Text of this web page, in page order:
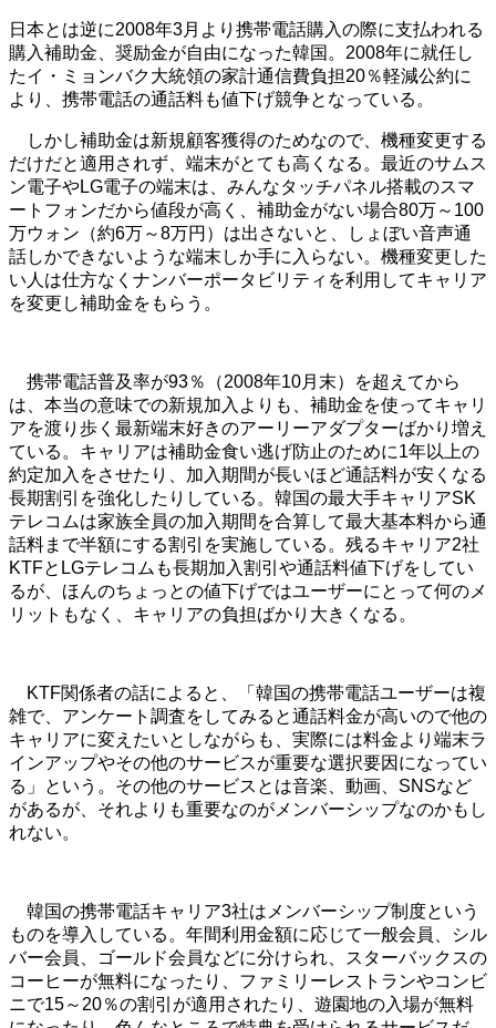
日本とは逆に2008年3月より携帯電話購入の際に支払われる
購入補助金、奨励金が自由になった韓国。2008年に就任し
たイ・ミョンバク大統領の家計通信費負担20％軽減公約に
より、携帯電話の通話料も値下げ競争となっている。
しかし補助金は新規顧客獲得のためなので、機種変更する
だけだと適用されず、端末がとても高くなる。最近のサムス
ン電子やLG電子の端末は、みんなタッチパネル搭載のスマ
ートフォンだから値段が高く、補助金がない場合80万～100
万ウォン（約6万～8万円）は出さないと、しょぼい音声通
話しかできないような端末しか手に入らない。機種変更した
い人は仕方なくナンバーポータビリティを利用してキャリア
を変更し補助金をもらう。
携帯電話普及率が93％（2008年10月末）を超えてから
は、本当の意味での新規加入よりも、補助金を使ってキャリ
アを渡り歩く最新端末好きのアーリーアダプターばかり増え
ている。キャリアは補助金食い逃げ防止のために1年以上の
約定加入をさせたり、加入期間が長いほど通話料が安くなる
長期割引を強化したりしている。韓国の最大手キャリアSK
テレコムは家族全員の加入期間を合算して最大基本料から通
話料まで半額にする割引を実施している。残るキャリア2社
KTFとLGテレコムも長期加入割引や通話料値下げをしてい
るが、ほんのちょっとの値下げではユーザーにとって何のメ
リットもなく、キャリアの負担ばかり大きくなる。
KTF関係者の話によると、「韓国の携帯電話ユーザーは複
雑で、アンケート調査をしてみると通話料金が高いので他の
キャリアに変えたいとしながらも、実際には料金より端末ラ
インアップやその他のサービスが重要な選択要因になってい
る」という。その他のサービスとは音楽、動画、SNSなど
があるが、それよりも重要なのがメンバーシップなのかもし
れない。
韓国の携帯電話キャリア3社はメンバーシップ制度という
ものを導入している。年間利用金額に応じて一般会員、シル
バー会員、ゴールド会員などに分けられ、スターバックスの
コーヒーが無料になったり、ファミリーレストランやコンビ
ニで15～20％の割引が適用されたり、遊園地の入場が無料